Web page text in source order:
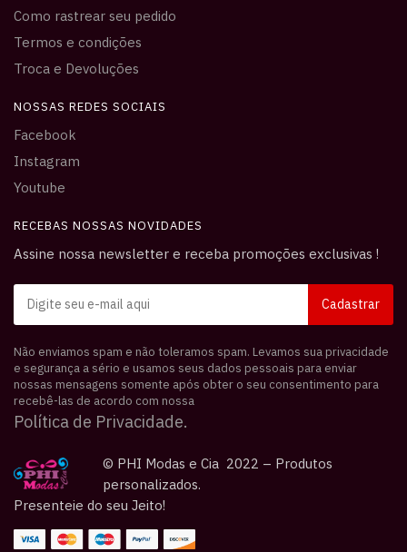
Como rastrear seu pedido
Termos e condições
Troca e Devoluções
NOSSAS REDES SOCIAIS
Facebook
Instagram
Youtube
RECEBAS NOSSAS NOVIDADES
Assine nossa newsletter e receba promoções exclusivas !
Não enviamos spam e não toleramos spam. Levamos sua privacidade
e segurança a sério e usamos seus dados pessoais para enviar
nossas mensagens somente após obter o seu consentimento para
recebê-las de acordo com nossa
Política de Privacidade.
© PHI Modas e Cia 2022 – Produtos
personalizados.
Presenteie do seu Jeito!